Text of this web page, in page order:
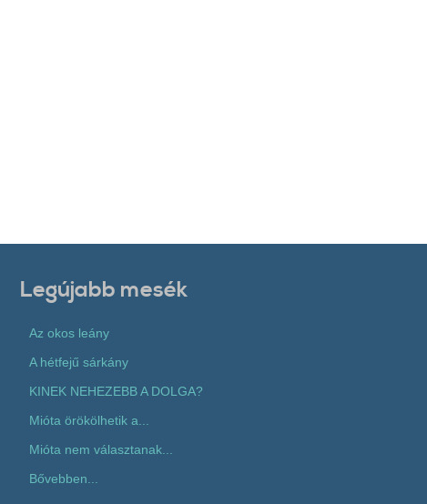
Legújabb mesék
Az okos leány
A hétfejű sárkány
KINEK NEHEZEBB A DOLGA?
Mióta örökölhetik a...
Mióta nem választanak...
Bővebben...